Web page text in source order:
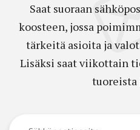
Saat suoraan
koosteen, jossa
tärkeitä asioita ja
Lisäksi saat viikottain
tuoreista